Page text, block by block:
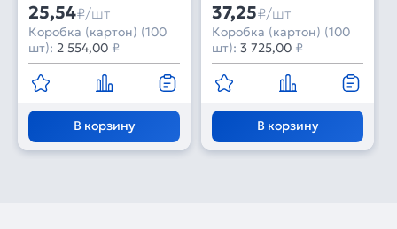
25,54₽/шт
Коробка (картон) (100
шт): 2 554,00 ₽
В корзину
37,25₽/шт
Коробка (картон) (100
шт): 3 725,00 ₽
В корзину